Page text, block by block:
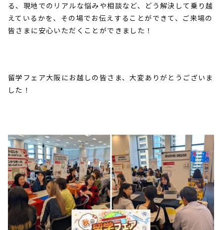
る、現地でのリアルな悩みや相談など、どう解決して乗り越
えているかを、その場でお伝えすることができて、ご来場の
皆さまに安心いただくことができました！
留学フェア大阪にお越しの皆さま、大変ありがとうございま
した！